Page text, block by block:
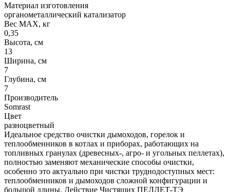
Материал изготовления
органометаллический катализатор
Вес МАХ, кг
0,35
Высота, см
13
Ширина, см
7
Глубина, см
7
Производитель
Somrast
Цвет
разноцветный
Идеальное средство очистки дымоходов, горелок и
теплообменников в котлах и приборах, работающих на
топливных гранулах (древесных-, агро- и угольных пеллетах),
полностью заменяют механические способы очистки,
особенно это актуально при чистки труднодоступных мест:
теплообменников и дымоходов сложной конфигурации и
большой длины. Действие Чистящих ПЕЛЛЕТ-ТЭ